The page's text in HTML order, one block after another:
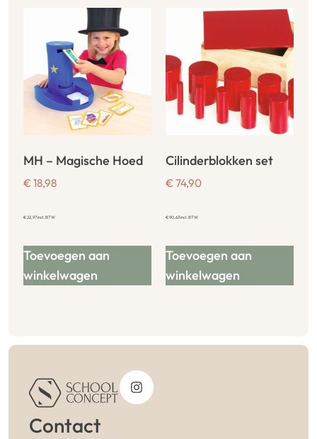
MH – Magische Hoed
€ 18,98
€22,97incl. BTW
Toevoegen aan
winkelwagen
Cilinderblokken set
€ 74,90
€90,63incl. BTW
Toevoegen aan
winkelwagen
Contact